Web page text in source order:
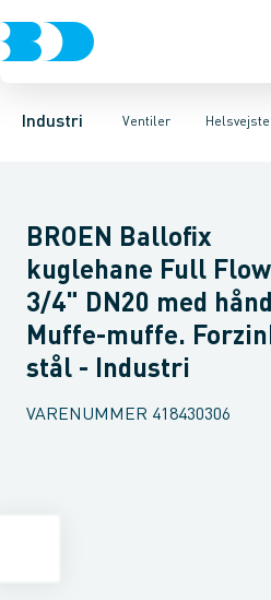
Industri Ventiler
VentilerRustfrit stål Sort stål
3-Delte kugleventiler 2-Delte
Helsvejst kugleventiler type
BROEN Ballofix
kuglehane Full Flow
3/4" DN20 med
Muffe-muffe.
stål - Industri
VARENUMMER 418430306